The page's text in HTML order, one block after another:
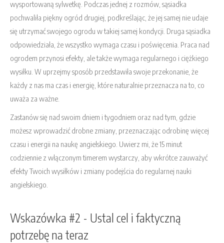
wysportowaną sylwetkę. Podczas jednej z rozmów, sąsiadka
pochwaliła piękny ogród drugiej, podkreślając, że jej samej nie udaje
się utrzymać swojego ogrodu w takiej samej kondycji. Druga sąsiadka
odpowiedziała, że wszystko wymaga czasu i poświęcenia. Praca nad
ogrodem przynosi efekty, ale także wymaga regularnego i ciężkiego
wysiłku. W uprzejmy sposób przedstawiła swoje przekonanie, że
każdy z nas ma czas i energię, które naturalnie przeznacza na to, co
uważa za ważne.
Zastanów się nad swoim dniem i tygodniem oraz nad tym, gdzie
możesz wprowadzić drobne zmiany, przeznaczając odrobinę więcej
czasu i energii na naukę angielskiego. Uwierz mi, że 15 minut
codziennie z włączonym timerem wystarczy, aby wkrótce zauważyć
efekty Twoich wysiłków i zmiany podejścia do regularnej nauki
angielskiego.
Wskazówka #2 - Ustal cel i faktyczną
potrzebę na teraz